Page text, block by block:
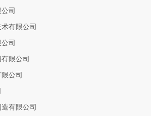
司
有限公司
司
限公司
公司
有限公司